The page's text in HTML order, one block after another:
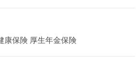
康保険 厚生年金保険